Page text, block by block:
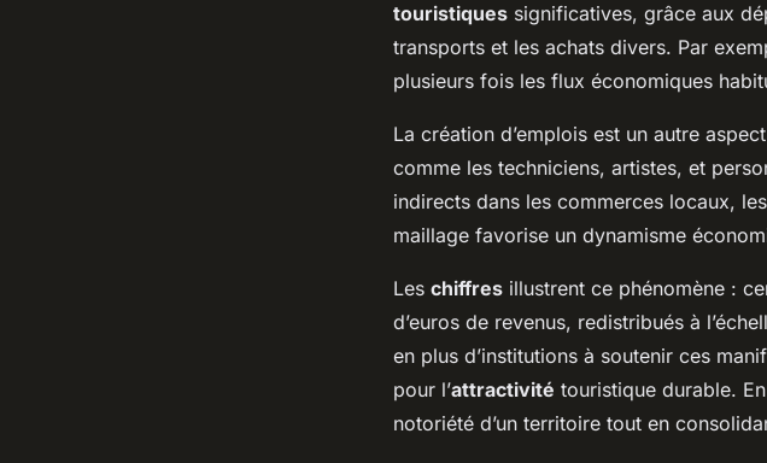
touristiques significatives, grâce aux
transports et les achats divers. Par
plusieurs fois les flux économiques
La création d’emplois est un autre
comme les techniciens, artistes, et
indirects dans les commerces locaux,
maillage favorise un dynamisme
Les chiffres illustrent ce phénomène :
d’euros de revenus, redistribués à
en plus d’institutions à soutenir ces
pour l’attractivité touristique durable.
notoriété d’un territoire tout en